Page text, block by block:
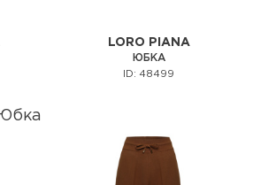
LORO PIANA
ЮБКА
ID: 48499